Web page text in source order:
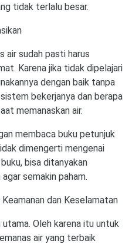
tidak terlalu besar.
air sudah pasti harus
Karena jika tidak dipelajari
dengan baik tanpa
bekerjanya dan berapa
memanaskan air.
membaca buku petunjuk
dimengerti mengenai
bisa ditanyakan
semakin paham.
dan Keselamatan
Oleh karena itu untuk
air yang terbaik